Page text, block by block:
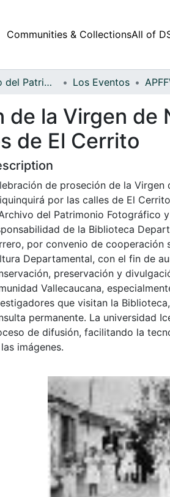
Communities & CollectionsAll of
Fondo Archivo del Patrimonio Fotográfico y Fílmico del Valle del Cauca Los Eventos
la Virgen de
de El Cerrito
de proseción de la Virgen
por las calles de El
del Patrimonio Fotográfico
de la Biblioteca
por convenio de cooperación
Departamental, con el fin de
preservación y
Vallecaucana,
que visitan la
permanente. La universidad
de difusión, facilitando la
imágenes.